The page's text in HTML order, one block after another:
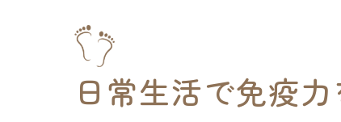
日常生活で免疫